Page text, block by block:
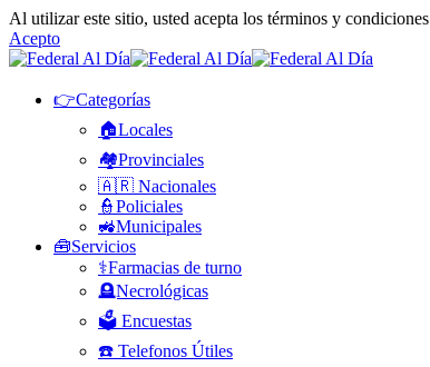
Al utilizar este sitio, usted acepta los términos y condiciones
Acepto
👉Categorías
🏠Locales
🏘️Provinciales
🇦🇷 Nacionales
👮Policiales
🚜Municipales
🧰Servicios
⚕️Farmacias de turno
🪦Necrológicas
🗳️ Encuestas
☎️ Telefonos Útiles